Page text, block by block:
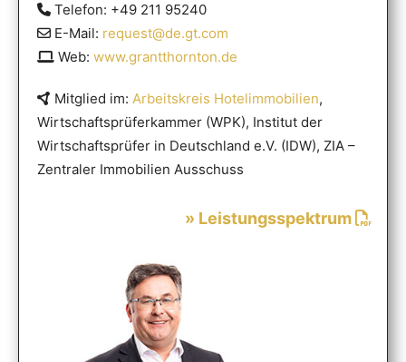
Telefon: +49 211 95240
E-Mail: request@de.gt.com
Web: www.grantthornton.de
Mitglied im: Arbeitskreis Hotelimmobilien,
Wirtschaftsprüferkammer (WPK), Institut der
Wirtschaftsprüfer in Deutschland e.V. (IDW), ZIA –
Zentraler Immobilien Ausschuss
» Leistungsspektrum